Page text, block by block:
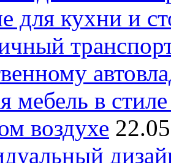
для кухни и
мебель в
воздухе